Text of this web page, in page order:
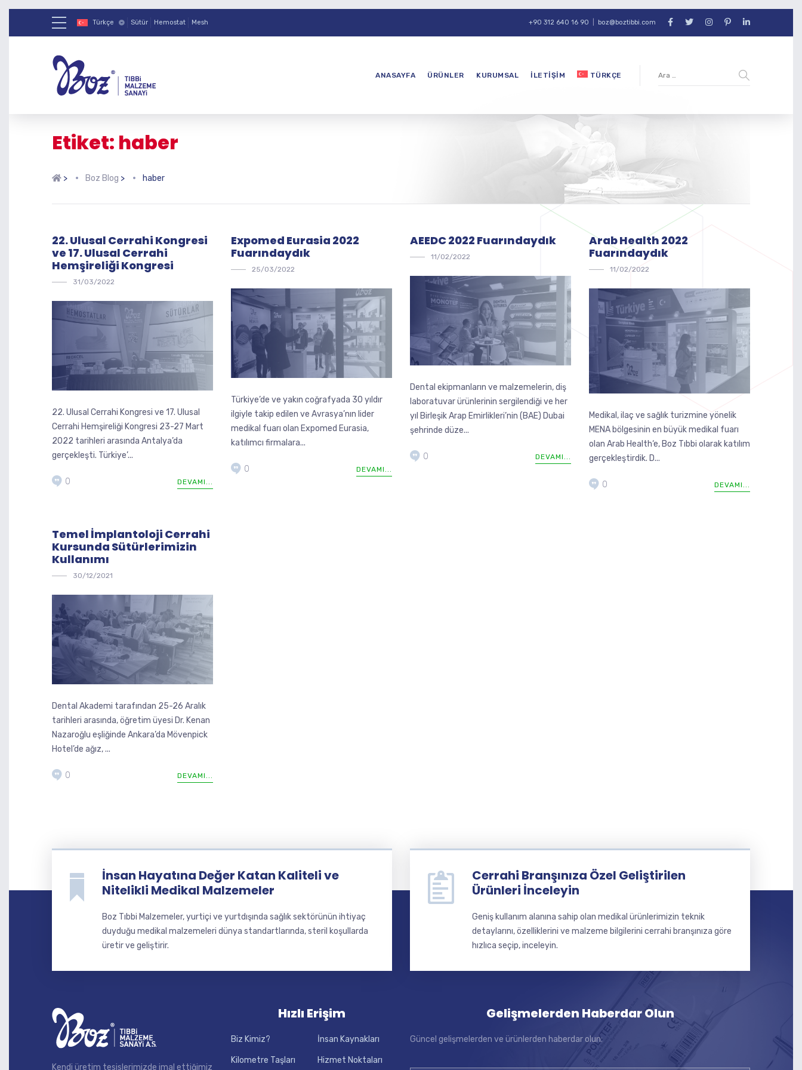
Türkçe Sütür Hemostat Mesh +90 312 640 16 90 boz@boztibbi.com
ANASAYFA ÜRÜNLER KURUMSAL İLETIŞIM TÜRKÇE
Etiket: haber
> Boz Blog > haber
22. Ulusal Cerrahi Kongresi
ve 17. Ulusal Cerrahi
Hemşireliği Kongresi
31/03/2022
22. Ulusal Cerrahi Kongresi ve 17. Ulusal
Cerrahi Hemşireliği Kongresi 23-27 Mart
2022 tarihleri arasında Antalya’da
gerçekleşti. Türkiye’...
DEVAMI...
0
Expomed Eurasia 2022
Fuarındaydık
25/03/2022
Türkiye’de ve yakın coğrafyada 30 yıldır
ilgiyle takip edilen ve Avrasya’nın lider
medikal fuarı olan Expomed Eurasia,
katılımcı firmalara...
DEVAMI...
0
AEEDC 2022 Fuarındaydık
11/02/2022
Dental ekipmanların ve malzemelerin, diş
laboratuvar ürünlerinin sergilendiği ve her
yıl Birleşik Arap Emirlikleri’nin (BAE) Dubai
şehrinde düze...
DEVAMI...
0
Arab Health 2022
Fuarındaydık
11/02/2022
Medikal, ilaç ve sağlık turizmine yönelik
MENA bölgesinin en büyük medikal fuarı
olan Arab Health‘e, Boz Tıbbi olarak katılım
gerçekleştirdik. D...
DEVAMI...
0
Temel İmplantoloji Cerrahi
Kursunda Sütürlerimizin
Kullanımı
30/12/2021
Dental Akademi tarafından 25-26 Aralık
tarihleri arasında, öğretim üyesi Dr. Kenan
Nazaroğlu eşliğinde Ankara’da Mövenpick
Hotel’de ağız, ...
DEVAMI...
0
İnsan Hayatına Değer Katan Kaliteli ve
Nitelikli Medikal Malzemeler
Boz Tıbbi Malzemeler, yurtiçi ve yurtdışında sağlık sektörünün ihtiyaç
duyduğu medikal malzemeleri dünya standartlarında, steril koşullarda
üretir ve geliştirir.
Cerrahi Branşınıza Özel Geliştirilen
Ürünleri İnceleyin
Geniş kullanım alanına sahip olan medikal ürünlerimizin teknik
detaylarını, özelliklerini ve malzeme bilgilerini cerrahi branşınıza göre
hızlıca seçip, inceleyin.
Kendi üretim tesislerimizde imal ettiğimiz
Hızlı Erişim
Biz Kimiz? İnsan Kaynakları
Kilometre Taşları Hizmet Noktaları
Gelişmelerden Haberdar Olun
Güncel gelişmelerden ve ürünlerden haberdar olun: